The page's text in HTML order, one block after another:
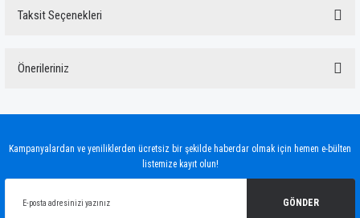
Taksit Seçenekleri
Önerileriniz
Ürün açıklamasında eksik bilgiler bulunuyor.
Kampanyalardan ve yeniliklerden ücretsiz bir şekilde haberdar olmak için hemen e-bülten
listemize kayıt olun!
GÖNDER